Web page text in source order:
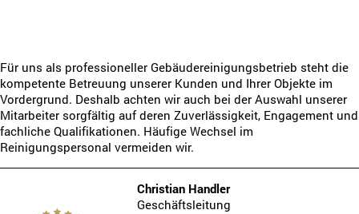
Für uns als professioneller Gebäudereinigungsbetrieb steht die
kompetente Betreuung unserer Kunden und Ihrer Objekte im
Vordergrund. Deshalb achten wir auch bei der Auswahl unserer
Mitarbeiter sorgfältig auf deren Zuverlässigkeit, Engagement und
fachliche Qualifikationen. Häufige Wechsel im
Reinigungspersonal vermeiden wir.
Christian Handler
Geschäftsleitung